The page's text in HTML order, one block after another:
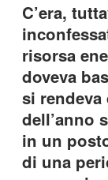
C’era,
risorsa
doveva
si
dell’anno
in un
di una